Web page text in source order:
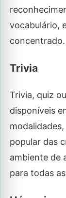
vocabulário,
concentrado.
Trivia
Trivia, quiz
disponíveis
popular das
ambiente de
para todas